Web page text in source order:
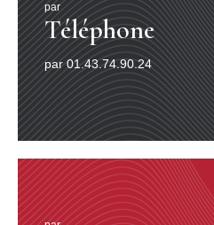
par
Téléphone
par 01.43.74.90.24